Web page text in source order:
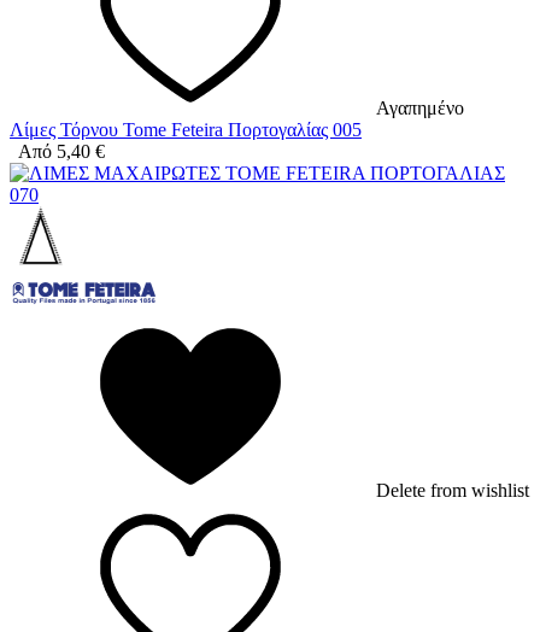
Αγαπημένο
Λίμες Τόρνου Tome Feteira Πορτογαλίας 005
Από 5,40 €
Delete from wishlist